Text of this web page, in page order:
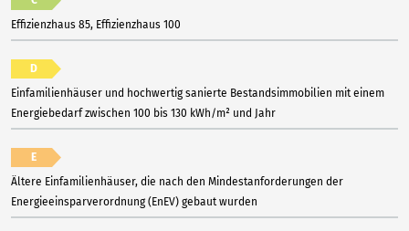
Effizienzhaus 85, Effizienzhaus 100
D
Einfamilienhäuser und hochwertig sanierte Bestandsimmobilien mit einem
Energiebedarf zwischen 100 bis 130 kWh/m² und Jahr
E
Ältere Einfamilienhäuser, die nach den Mindestanforderungen der
Energieeinsparverordnung (EnEV) gebaut wurden